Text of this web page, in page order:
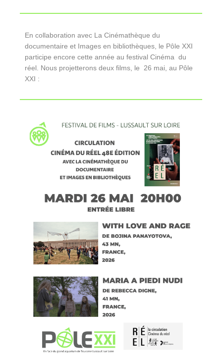
En collaboration avec La Cinémathèque du
documentaire et Images en bibliothèques, le Pôle XXI
participe encore cette année au festival Cinéma du
réel. Nous projetterons deux films, le 26 mai, au Pôle
XXI :